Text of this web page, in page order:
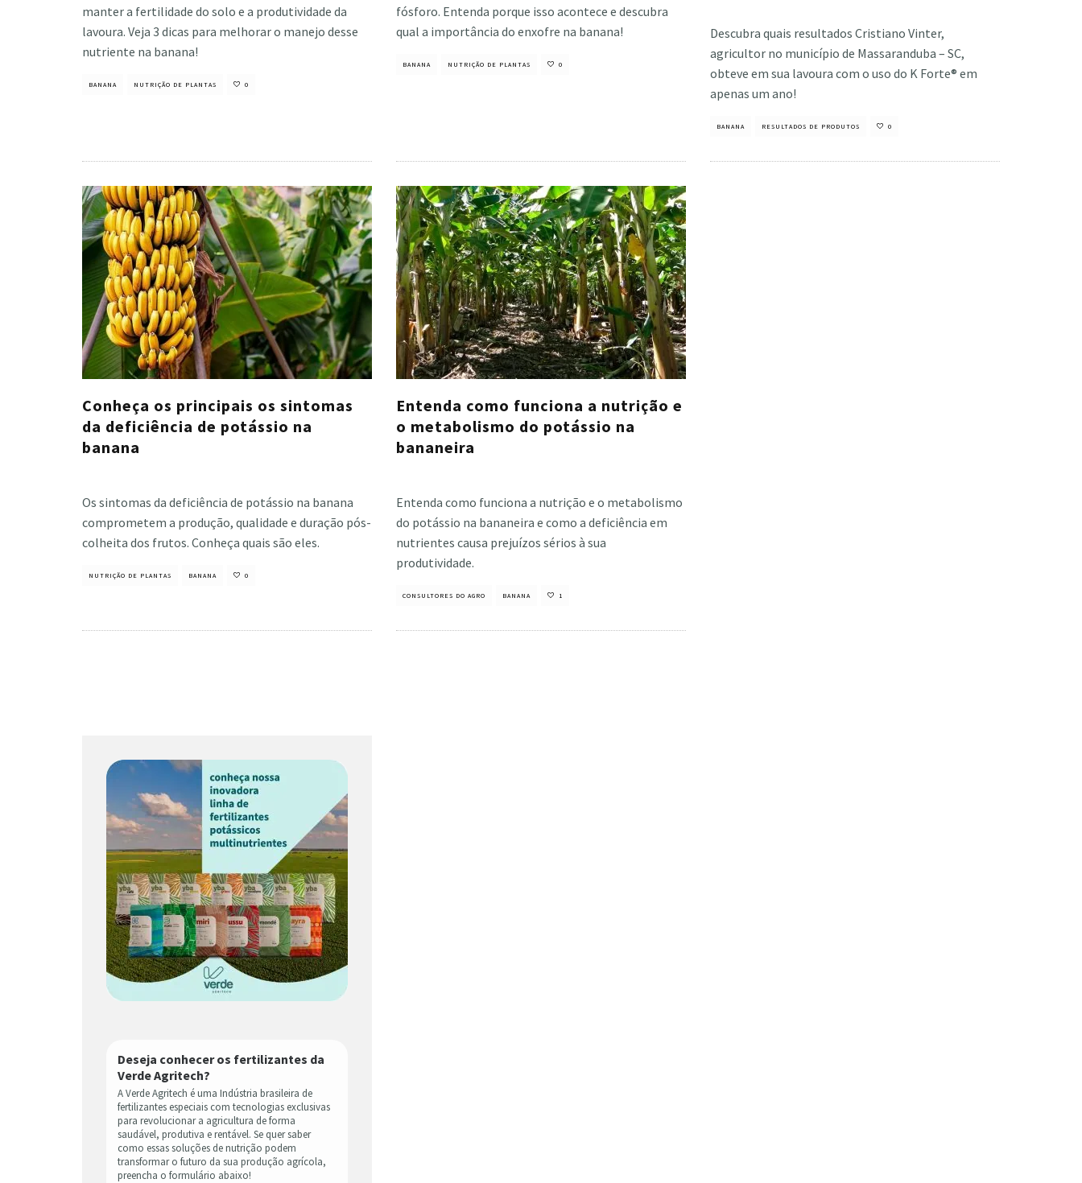
manter a fertilidade do solo e a produtividade da
lavoura. Veja 3 dicas para melhorar o manejo desse
nutriente na banana!
BANANA NUTRIÇÃO DE PLANTAS 0
fósforo. Entenda porque isso acontece e descubra
qual a importância do enxofre na banana!
BANANA NUTRIÇÃO DE PLANTAS 0
Descubra quais resultados Cristiano Vinter,
agricultor no município de Massaranduba – SC,
obteve em sua lavoura com o uso do K Forte® em
apenas um ano!
BANANA RESULTADOS DE PRODUTOS 0
Conheça os principais os sintomas
da deficiência de potássio na
banana
Os sintomas da deficiência de potássio na banana
comprometem a produção, qualidade e duração pós-
colheita dos frutos. Conheça quais são eles.
NUTRIÇÃO DE PLANTAS BANANA 0
Entenda como funciona a nutrição e
o metabolismo do potássio na
bananeira
Entenda como funciona a nutrição e o metabolismo
do potássio na bananeira e como a deficiência em
nutrientes causa prejuízos sérios à sua
produtividade.
CONSULTORES DO AGRO BANANA 1
Deseja conhecer os fertilizantes da
Verde Agritech?
A Verde Agritech é uma Indústria brasileira de
fertilizantes especiais com tecnologias exclusivas
para revolucionar a agricultura de forma
saudável, produtiva e rentável. Se quer saber
como essas soluções de nutrição podem
transformar o futuro da sua produção agrícola,
preencha o formulário abaixo!